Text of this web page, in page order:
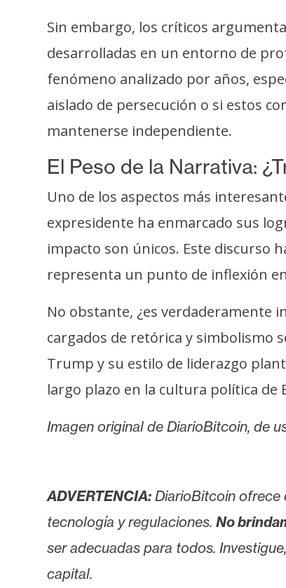
C
o
n
t
a
c
o
P
u
i
i
d
a
d
Sin embargo, los críticos
desarrolladas en un entorno de
fenómeno analizado por años,
aislado de persecución o si estos
mantenerse independiente.
El Peso de la Narrativa:
Uno de los aspectos más
expresidente ha enmarcado sus
impacto son únicos. Este discurso
representa un punto de inflexión
No obstante, ¿es verdaderamente
cargados de retórica y simbolismo
Trump y su estilo de liderazgo
largo plazo en la cultura política de
Imagen original de DiarioBitcoin, de
ADVERTENCIA: DiarioBitcoin ofrece
tecnología y regulaciones. No
ser adecuadas para todos.
capital.